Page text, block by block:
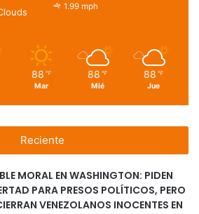
1.99 mph
88 ℉
Mar
88 ℉
Mié
88 ℉
Jue
Reciente
MORAL EN WASHINGTON: PIDEN
PARA PRESOS POLÍTICOS, PERO
VENEZOLANOS INOCENTES EN